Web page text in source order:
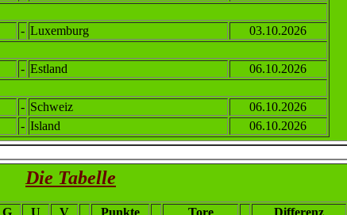
- Luxemburg 03.10.2026
- Estland 06.10.2026
- Schweiz
06.10.2026
- Island 06.10.2026
Die Tabelle
G U V Punkte Tore Differenz